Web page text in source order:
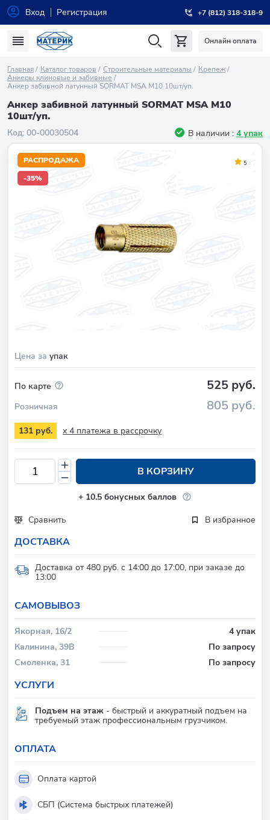
Вход Регистрация +7 (812) 318-318-9
Онлайн оплата
Главная Каталог товаров Строительные материалы
Крепеж
Анкеры клиновые и забивные
Анкер забивной латунный SORMAT MSA M10 10шт/уп.
Анкер забивной латунный SORMAT MSA M10
10шт/уп.
Код: 00-00030504 В наличии : 4 упак
Цена за упак
РАСПРОДАЖА
-35%
5
По карте 525 руб.
Розничная 805 руб.
131 руб. x 4 платежа в рассрочку
В КОРЗИНУ
+ 10.5 бонусных баллов
Сравнить
В избранное
ДОСТАВКА
Доставка от 480 руб. с 14:00 до 17:00, при заказе до
13:00
CАМОВЫВОЗ
Якорная, 16/2
4 упак
Калинина, 39В
По запросу
Смоленка, 31
По запросу
УСЛУГИ
Подъем на этаж - быстрый и аккуратный подъем на
требуемый этаж профессиональным грузчиком.
ОПЛАТА
Оплата картой
СБП (Система быстрых платежей)